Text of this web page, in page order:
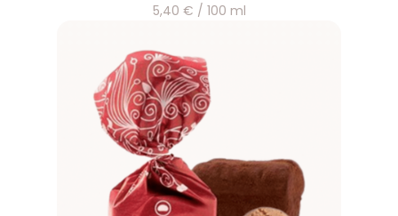
5,40 € / 100 ml